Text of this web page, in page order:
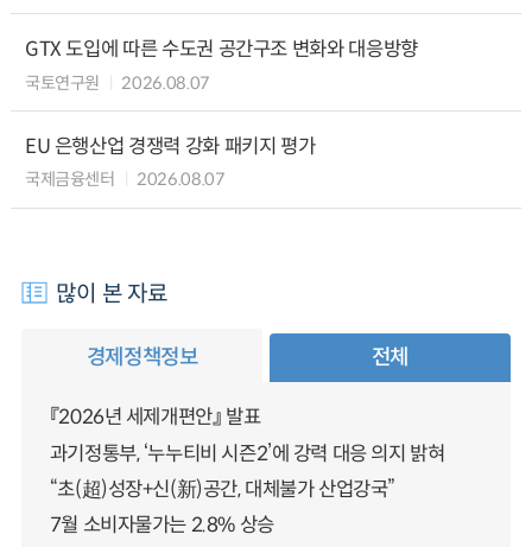
GTX 도입에 따른 수도권 공간구조 변화와 대응방향
국토연구원 2026.08.07
EU 은행산업 경쟁력 강화 패키지 평가
국제금융센터 2026.08.07
많이 본 자료
경제정책정보 전체
『2026년 세제개편안』 발표
과기정통부, ‘누누티비 시즌2’에 강력 대응 의지 밝혀
“초(超)성장+신(新)공간, 대체불가 산업강국”
7월 소비자물가는 2.8% 상승